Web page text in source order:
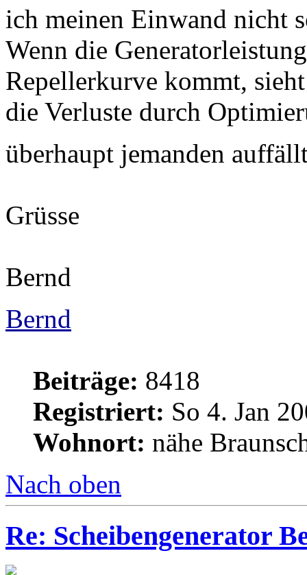
ich meinen Einwand nicht
Wenn die
Repellerkurve kommt,
die Verluste durch
überhaupt jemanden
Grüsse
Bernd
Bernd
Beiträge: 8418
Registriert: So 4. Jan
Wohnort: nähe
Nach oben
Re: Scheibengenerator